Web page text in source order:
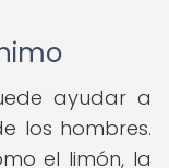
ayudar a
los hombres.
el limón, la